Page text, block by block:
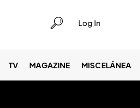
Log In
TV MAGAZINE MISCELÁNEA